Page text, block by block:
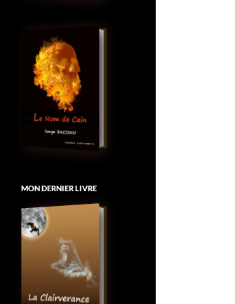
MON DERNIER LIVRE